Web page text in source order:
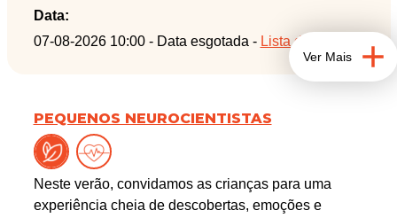
incluindo a possibilidade de realizar estudos de
forma mais rápida, económica e com potencial para
reduzir a utilização de modelos animais mais
complexos. A atividade incluirá ainda uma
um ensaio laboratorial, permitindo aos participantes
perceber como um pequeno organismo pode
contribuir para grandes descobertas na área da
saúde.
Data:
07-08-2026 10:00 - Data esgotada - Lista de espera
Ver Mais
PEQUENOS NEUROCIENTISTAS
Neste verão, convidamos as crianças para uma
experiência cheia de descobertas, emoções e